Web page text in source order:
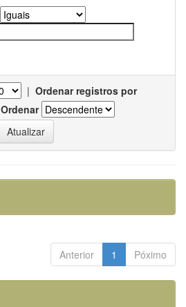
| Ordenar registros por
Ordenar
Anterior 1 Póximo